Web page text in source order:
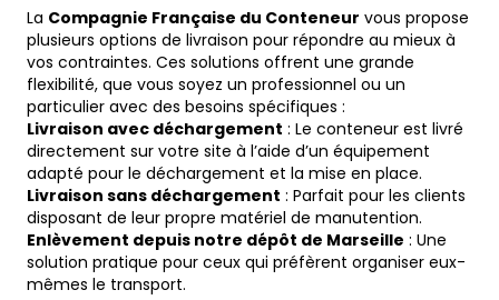
La Compagnie Française du Conteneur vous propose
plusieurs options de livraison pour répondre au mieux à
vos contraintes. Ces solutions offrent une grande
flexibilité, que vous soyez un professionnel ou un
particulier avec des besoins spécifiques :
Livraison avec déchargement : Le conteneur est livré
directement sur votre site à l’aide d’un équipement
adapté pour le déchargement et la mise en place.
Livraison sans déchargement : Parfait pour les clients
disposant de leur propre matériel de manutention.
Enlèvement depuis notre dépôt de Marseille : Une
solution pratique pour ceux qui préfèrent organiser eux-
mêmes le transport.